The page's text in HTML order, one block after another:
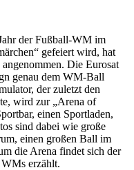
der Fußball-WM im
gefeiert wird, hat
Die Eurosat
genau dem WM-Ball
der zuletzt den
wird zur „Arena of
einen Sportladen,
sind dabei wie große
einen großen Ball im
die Arena findet sich der
erzählt.